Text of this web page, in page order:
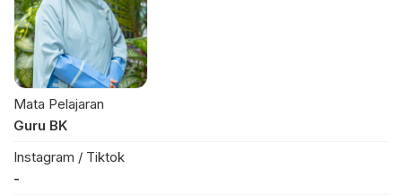
Mata Pelajaran
Guru BK
Instagram / Tiktok
-